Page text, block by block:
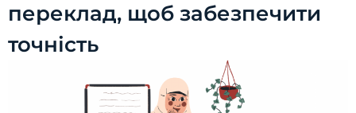
переклад, щоб забезпечити
точність